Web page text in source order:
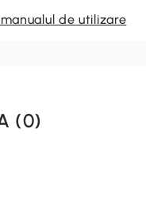
de utilizare
(0)